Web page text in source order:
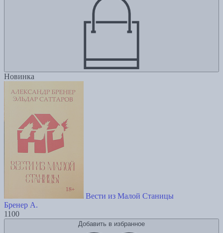
Новинка
Вести из Малой Станицы
Бренер А.
1100
Добавить в избранное